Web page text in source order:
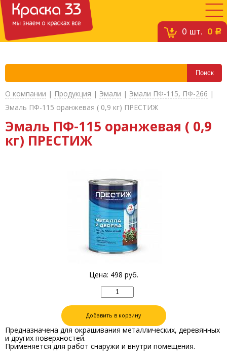
0 шт. 0 c
О компании | Продукция | Эмали | Эмали ПФ-115, ПФ-266 |
Эмаль ПФ-115 оранжевая ( 0,9 кг) ПРЕСТИЖ
Эмаль ПФ-115 оранжевая ( 0,9
кг) ПРЕСТИЖ
Цена: 498 руб.
Добавить в корзину
Предназначена для окрашивания металлических, деревянных
и других поверхностей.
Применяется для работ снаружи и внутри помещения.